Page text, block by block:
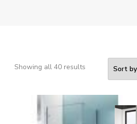
Showing all 40 results